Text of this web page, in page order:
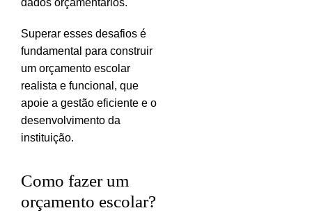
dados orçamentários.
Superar esses desafios é
fundamental para construir
um orçamento escolar
realista e funcional, que
apoie a gestão eficiente e o
desenvolvimento da
instituição.
Como fazer um
orçamento escolar?